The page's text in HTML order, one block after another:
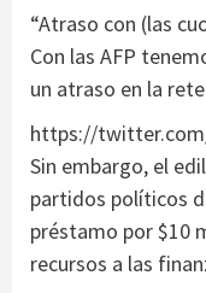
“Atraso con (las
Con las AFP
un atraso en la
https://
Sin embargo, el
partidos políticos
préstamo por $10
recursos a las